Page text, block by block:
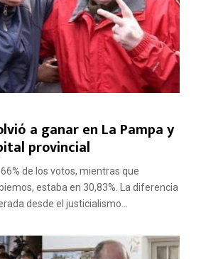
a ganar en La Pampa y
provincial
de los votos, mientras que
estaba en 30,83%. La diferencia
desde el justicialismo...